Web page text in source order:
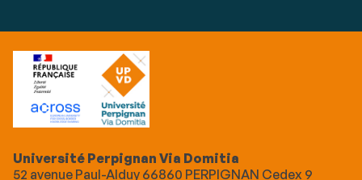
Université Perpignan Via Domitia
52 avenue Paul-Alduy 66860 PERPIGNAN Cedex 9